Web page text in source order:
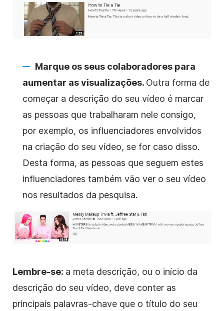
Marque os seus colaboradores para
aumentar as visualizações. Outra forma de
começar a descrição do seu vídeo é marcar
as pessoas que trabalharam nele consigo,
por exemplo, os influenciadores envolvidos
na criação do seu vídeo, se for caso disso.
Desta forma, as pessoas que seguem estes
influenciadores também vão ver o seu vídeo
nos resultados da pesquisa.
Lembre-se: a meta descrição, ou o início da
descrição do seu vídeo, deve conter as
principais palavras-chave que o título do seu